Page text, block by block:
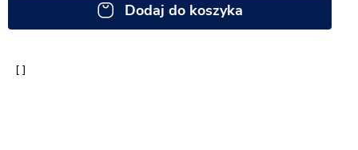
Dodaj do koszyka